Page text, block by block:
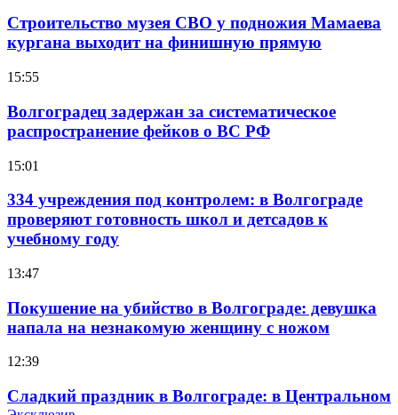
Строительство музея СВО у подножия Мамаева
кургана выходит на финишную прямую
15:55
Волгоградец задержан за систематическое
распространение фейков о ВС РФ
15:01
334 учреждения под контролем: в Волгограде
проверяют готовность школ и детсадов к
учебному году
13:47
Покушение на убийство в Волгограде: девушка
напала на незнакомую женщину с ножом
12:39
Сладкий праздник в Волгограде: в Центральном